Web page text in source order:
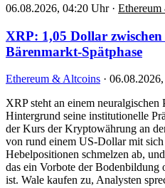
06.08.2026, 04:20 Uhr ·
XRP: 1,05 Dollar
Bärenmarkt-Spätphase
Ethereum & Altcoins ·
XRP steht an einem
Hintergrund seine institutionelle
der Kurs der Kryptowährung an
von rund einem US-Dollar mit sich
Hebelpositionen schmelzen ab,
das ein Vorbote der Bodenbildung
ist. Wale kaufen zu, Analysten